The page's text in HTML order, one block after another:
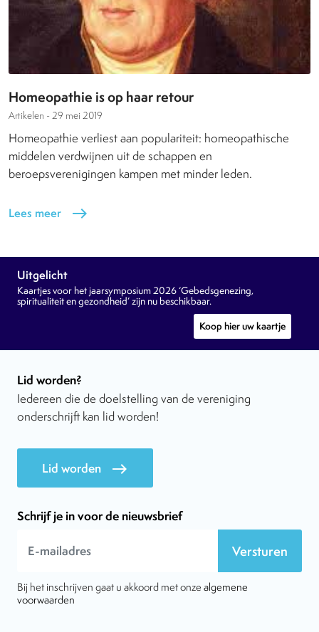
Homeopathie is op haar retour
Artikelen - 29 mei 2019
Homeopathie verliest aan populariteit: homeopathische
middelen verdwijnen uit de schappen en
beroepsverenigingen kampen met minder leden.
Lees meer east
Uitgelicht
Kaartjes voor het jaarsymposium 2026 ‘Gebedsgenezing,
spiritualiteit en gezondheid’ zijn nu beschikbaar.
Koop hier uw kaartje
Lid worden?
Iedereen die de doelstelling van de vereniging
onderschrijft kan lid worden!
Lid worden east
Schrijf je in voor de nieuwsbrief
Versturen
Bij het inschrijven gaat u akkoord met onze algemene
voorwaarden